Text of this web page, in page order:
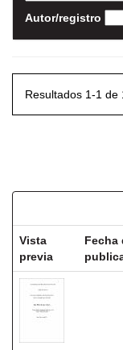
Autor/registro
Resultados 1-1 de
Vista
previa
Fecha